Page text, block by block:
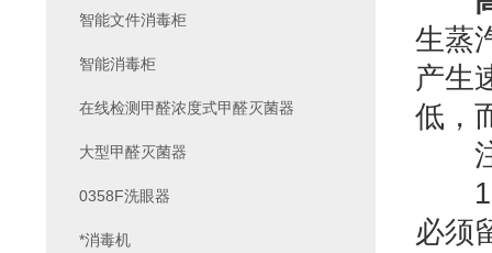
生蒸
产生
低，
注
1、
必须
智能文件消毒柜
智能消毒柜
在线检测甲醛浓度式甲醛灭菌器
大型甲醛灭菌器
0358F洗眼器
*消毒机